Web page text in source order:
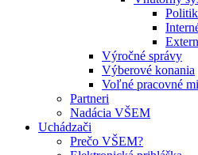
Výročné správy
Výberové konania
Voľné pracovné
Partneri
Nadácia VŠEM
Uchádzači
Prečo VŠEM?